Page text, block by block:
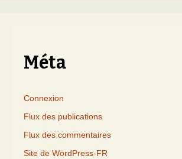
Méta
Connexion
Flux des publications
Flux des commentaires
Site de WordPress-FR